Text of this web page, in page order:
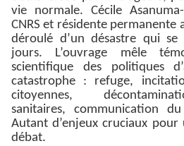
vie normale. Cécile
CNRS et résidente permanente
déroulé d’un désastre qui se
jours. L’ouvrage mêle
scientifique des politiques
catastrophe : refuge,
citoyennes,
sanitaires, communication
Autant d’enjeux cruciaux
débat.